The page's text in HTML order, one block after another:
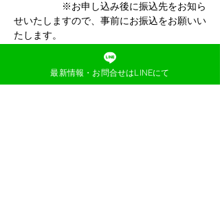
※お申し込み後に振込先をお知ら
せいたしますので、事前にお振込をお願いい
たします。
【対象】小学校受験年長内部生の
み
最新情報・お問合せはLINEにて